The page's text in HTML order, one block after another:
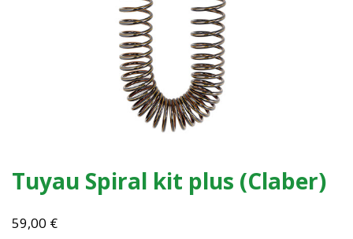
Tuyau Spiral kit plus (Claber)
59,00 €